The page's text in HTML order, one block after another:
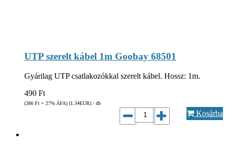
UTP szerelt kábel 1m Goobay 68501
Gyárilag UTP csatlakozókkal szerelt kábel. Hossz: 1m.
490 Ft
(386 Ft + 27% ÁFA) [1.34EUR] / db
Kosárba